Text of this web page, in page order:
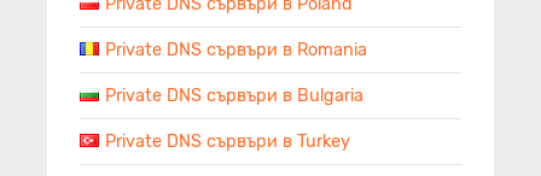
Private DNS сървъри в Poland
Private DNS сървъри в Romania
Private DNS сървъри в Bulgaria
Private DNS сървъри в Turkey